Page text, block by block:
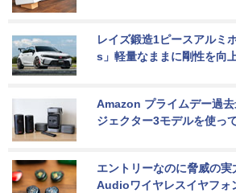
レイズ鍛造1ピースアルミ
s」軽量なままに剛性を向
Amazon プライムデー過
ジェクター3モデルを使っ
エントリーなのに脅威の
Audioワイヤレスイヤフォ